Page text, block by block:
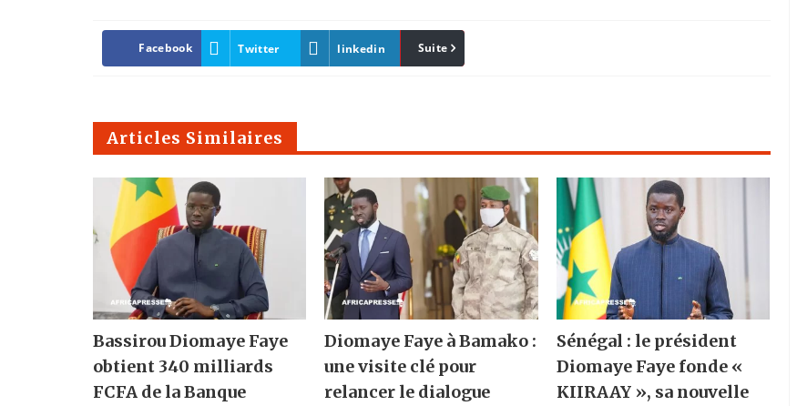
Facebook Twitter linkedin Pinterest
Suite
Articles Similaires
Bassirou Diomaye Faye
obtient 340 milliards
FCFA de la Banque
Diomaye Faye à Bamako :
une visite clé pour
relancer le dialogue
Sénégal : le président
Diomaye Faye fonde «
KIIRAAY », sa nouvelle